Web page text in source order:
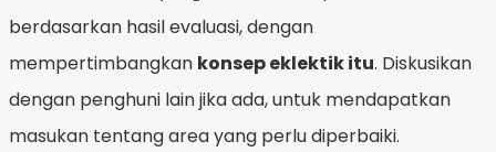
berdasarkan hasil evaluasi, dengan
mempertimbangkan konsep eklektik itu. Diskusikan
dengan penghuni lain jika ada, untuk mendapatkan
masukan tentang area yang perlu diperbaiki.